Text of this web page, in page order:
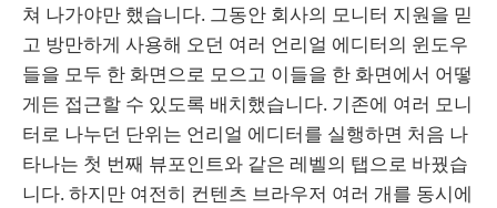
쳐 나가야만 했습니다. 그동안 회사의 모니터 지원을 믿
고 방만하게 사용해 오던 여러 언리얼 에디터의 윈도우
들을 모두 한 화면으로 모으고 이들을 한 화면에서 어떻
게든 접근할 수 있도록 배치했습니다. 기존에 여러 모니
터로 나누던 단위는 언리얼 에디터를 실행하면 처음 나
타나는 첫 번째 뷰포인트와 같은 레벨의 탭으로 바꿨습
니다. 하지만 여전히 컨텐츠 브라우저 여러 개를 동시에